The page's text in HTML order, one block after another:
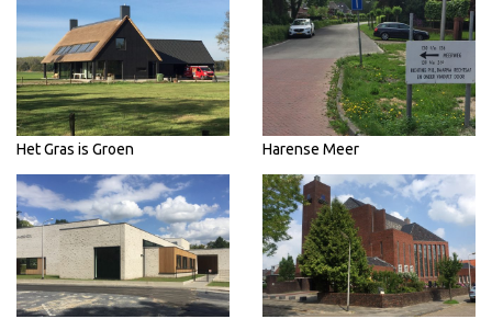
Het Gras is Groen Harense Meer